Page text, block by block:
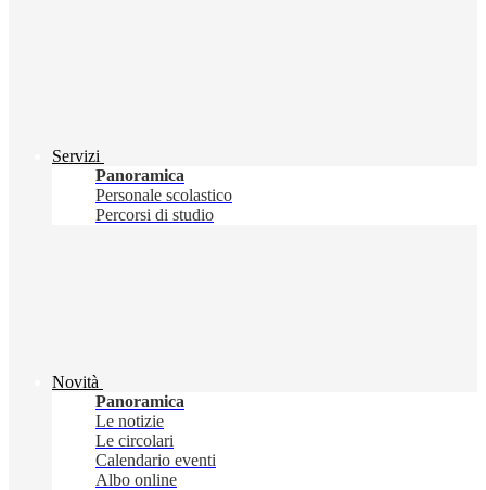
Servizi
Panoramica
Personale scolastico
Percorsi di studio
Novità
Panoramica
Le notizie
Le circolari
Calendario eventi
Albo online